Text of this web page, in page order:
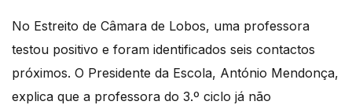
No Estreito de Câmara de Lobos, uma professora
testou positivo e foram identificados seis contactos
próximos. O Presidente da Escola, António Mendonça,
explica que a professora do 3.º ciclo já não